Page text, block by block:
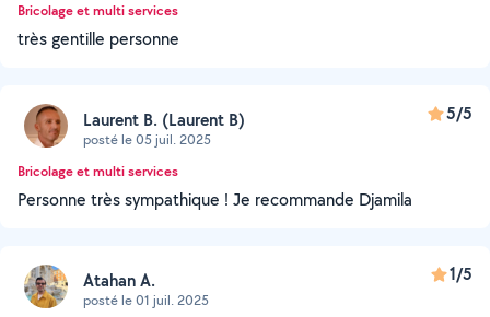
Bricolage et multi services
très gentille personne
Laurent B. (Laurent B)
posté le 05 juil. 2025
5/5
Bricolage et multi services
Personne très sympathique ! Je recommande Djamila
Atahan A.
posté le 01 juil. 2025
1/5